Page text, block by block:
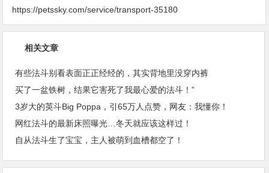
https://petssky.com/service/transport-35180
相关文章
有些法斗别看表面正正经经的，其实背地里没穿内裤
买了一盆铁树，结果它害死了我最心爱的法斗！”
3岁大的英斗Big Poppa，引65万人点赞，网友：我懂你！
网红法斗的最新床照曝光…冬天就应该这样过！
自从法斗生了宝宝，主人被萌到血槽都空了！